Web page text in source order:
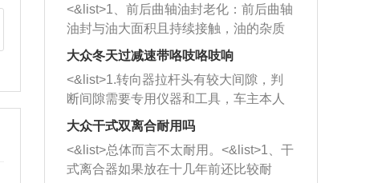
西取出来。但如果是因为积碳过多引起
的堵塞，就需要将三元催化器泡在草酸
洗剂对堵塞的情况得到解决，将清洗剂
放在燃油箱中，与燃油混合后，车辆启
动时，就可以和汽油一起进入到燃烧
室，最后形成废气排出，就可以让三元
催化器得到清洗，排气管堵塞的情况就
能够得到解决。
一圈半的练习，往右同样也要打相同的
圈数。 <&list>3、最后强调要反复练
习，这样就可以形成肌肉记忆，在真实
驾驶车辆时，不需要记忆也能打好方
向。
<&list>1、前后曲轴油封老化：前后曲轴
油封与油大面积且持续接触，油的杂质
和发动机内持续温度变化使其密封效果
逐渐减弱，导致渗油或漏油。<&list>2、
活塞间隙过大：积碳会使活塞环与缸体
的间隙扩大，导致机油流入燃烧室中，
造成烧机油。<&list>3、机油粘度。使用
机油粘度过小的话，同样会有烧机油现
象，机油粘度过小具有很好的流动性，
大众冬天过减速带咯吱咯吱响
<&list>1.转向器拉杆头有较大间隙，判
断间隙需要专用仪器和工具，车主本人
无法制作，需要将车辆送到修理厂或4s
店；<&list>2.车辆半轴套管防尘罩破
裂，破裂后会出现漏油现象，使半轴磨
损严重，磨损的半轴容易损坏，产生异
大众干式双离合耐用吗
<&list>总体而言不太耐用。<&list>1、干
式离合器如果放在十几年前还比较耐